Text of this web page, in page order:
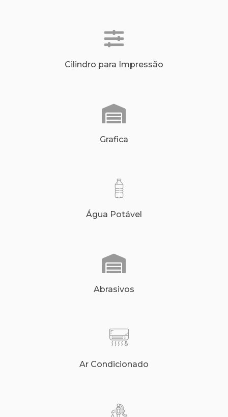
Cilindro para Impressão
Grafica
Água Potável
Abrasivos
Ar Condicionado